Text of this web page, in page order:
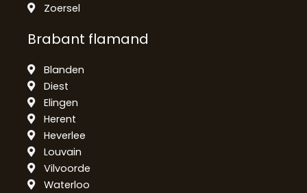
Zoersel
Brabant flamand
Blanden
Diest
Elingen
Herent
Heverlee
Louvain
Vilvoorde
Waterloo